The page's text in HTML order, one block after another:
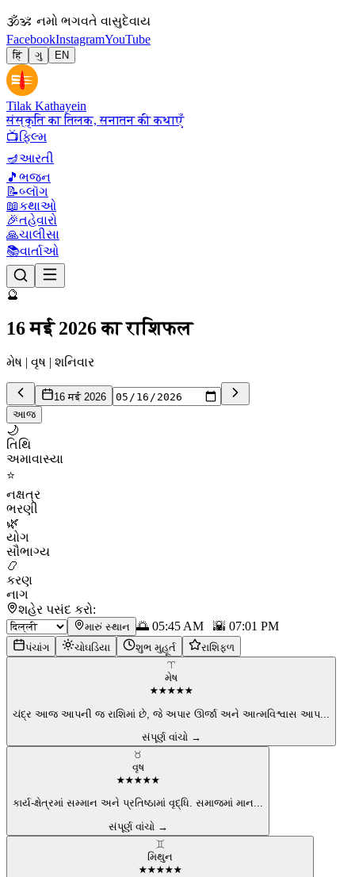
🕉ॐ નમો ભગવતે વાસુદેવાય
FacebookInstagramYouTube
हिं ગુ EN
Tilak Kathayein
संस्कृति का तिलक, सनातन की कथाएँ
📺ફિલ્મ
🪔આરતી
🎵 ભજન
📝બ્લૉગ
📖કથાઓ
🎉તહેવારો
🙏ચાલીસા
📚વાર્તાઓ
🔮
16 मई 2026 का राशिफल
મેષ | વૃષ | શનિવાર
16 मई 2026
આજ
🌙
તિથિ
અમાવાસ્યા
⭐
નક્ષત્ર
ભરણી
🌿
યોગ
સૌભાગ્ય
📿
કરણ
નાગ
શહેર પસંદ કરો:
મારું સ્થાન 🌅 05:45 AM 🌇 07:01 PM
પંચાંગ ચોઘડિયા શુભ મુહૂર્ત
રાશિફળ
♈
મેષ
★★★★★
ચંદ્ર આજ આપની જ રાશિમાં છે, જે અપાર ઊર્જા અને આત્મવિશ્વાસ આપ
સંપૂર્ણ વાંચો →
♉
વૃષ
★★★★★
કાર્ય-ક્ષેત્રમાં સમ્માન અને પ્રતિષ્ઠામાં વૃદ્ધિ. સમાજમાં માન...
સંપૂર્ણ વાંચો →
♊
મિથુન
★★★★★